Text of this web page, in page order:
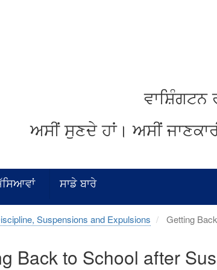
ਵਾਸ਼ਿੰਗਟਨ
ਅਸੀਂ ਸੁਣਦੇ ਹਾਂ। ਅਸੀਂ
ਸਾਡੇ ਬਾਰੇ
Suspensions and Expulsions Getting
Back to School after